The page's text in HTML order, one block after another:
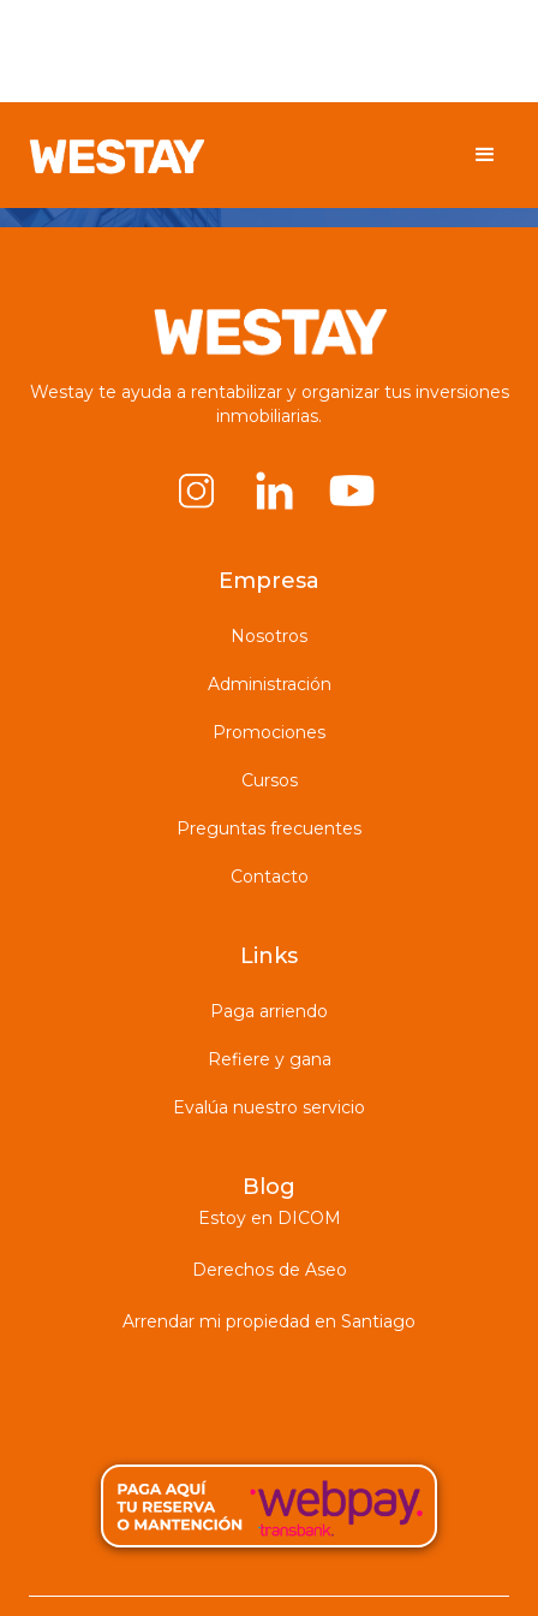
Westay te ayuda a rentabilizar y organizar tus inversiones
inmobiliarias.
Empresa
Nosotros
Administración
Promociones
Cursos
Preguntas frecuentes
Contacto
Links
Paga arriendo
Refiere y gana
Evalúa nuestro servicio
Blog
Estoy en DICOM
Derechos de Aseo
Arrendar mi propiedad en Santiago